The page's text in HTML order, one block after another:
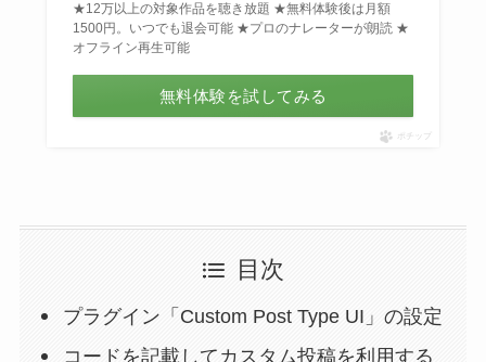
★12万以上の対象作品を聴き放題 ★無料体験後は月額
1500円。いつでも退会可能 ★プロのナレーターが朗読 ★
オフライン再生可能
無料体験を試してみる
ポチップ
目次
プラグイン「Custom Post Type UI」の設定
コードを記載してカスタム投稿を利用する